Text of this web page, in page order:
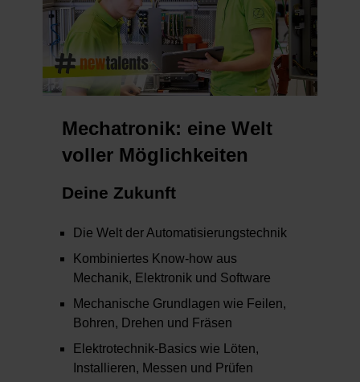
Mechatronik: eine Welt
voller Möglichkeiten
Deine Zukunft
Die Welt der Automatisierungstechnik
Kombiniertes Know-how aus
Mechanik, Elektronik und Software
Mechanische Grundlagen wie Feilen,
Bohren, Drehen und Fräsen
Elektrotechnik-Basics wie Löten,
Installieren, Messen und Prüfen